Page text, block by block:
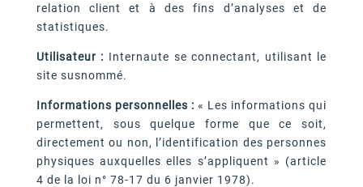
relation client et à des fins d’analyses et de
statistiques.
Utilisateur : Internaute se connectant, utilisant le
site susnommé.
Informations personnelles : « Les informations qui
permettent, sous quelque forme que ce soit,
directement ou non, l’identification des personnes
physiques auxquelles elles s’appliquent » (article
4 de la loi n° 78-17 du 6 janvier 1978).